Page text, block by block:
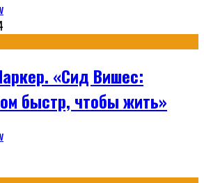
«Сид Вишес:
быстр, чтобы жить»